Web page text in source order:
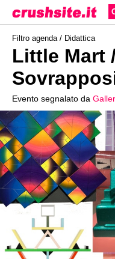
Filtro agenda / Didattica
Little Mart
Evento segnalato da